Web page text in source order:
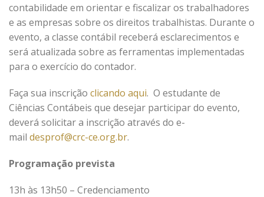
contabilidade em orientar e fiscalizar os trabalhadores
e as empresas sobre os direitos trabalhistas. Durante o
evento, a classe contábil receberá esclarecimentos e
será atualizada sobre as ferramentas implementadas
para o exercício do contador.
Faça sua inscrição clicando aqui. O estudante de
Ciências Contábeis que desejar participar do evento,
deverá solicitar a inscrição através do e-
mail desprof@crc-ce.org.br.
Programação prevista
13h às 13h50 – Credenciamento